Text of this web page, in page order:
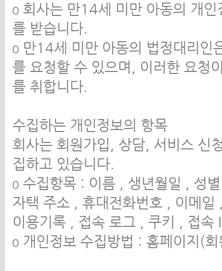
ο 회사는 만14세 미만 아동의 개
를 받습니다.
ο 만14세 미만 아동의 법정대리인
를 요청할 수 있으며, 이러한 요청
를 취합니다.
수집하는 개인정보의 항목
회사는 회원가입, 상담, 서비스 신
집하고 있습니다.
ο 수집항목 : 이름 , 생년월일 , 성
자택 주소 , 휴대전화번호 , 이메
이용기록 , 접속 로그 , 쿠키 , 접속
ο 개인정보 수집방법 : 홈페이지(